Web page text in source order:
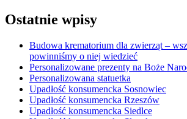
Ostatnie wpisy
Budowa krematorium dla zwierząt –
powinniśmy o niej wiedzieć
Personalizowane prezenty na Boże
Personalizowana statuetka
Upadłość konsumencka Sosnowiec
Upadłość konsumencka Rzeszów
Upadłość konsumencka Siedlce